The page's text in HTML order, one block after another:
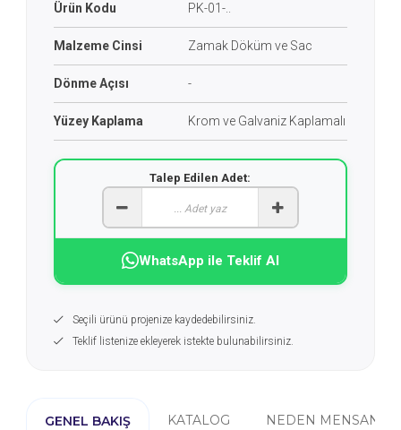
Ürün Kodu PK-01-..
Malzeme Cinsi Zamak Döküm ve Sac
Dönme Açısı -
Yüzey Kaplama Krom ve Galvaniz Kaplamalı
Talep Edilen Adet:
WhatsApp ile Teklif Al
Seçili ürünü projenize kaydedebilirsiniz.
Teklif listenize ekleyerek istekte bulunabilirsiniz.
GENEL BAKIŞ KATALOG NEDEN MENSAN?